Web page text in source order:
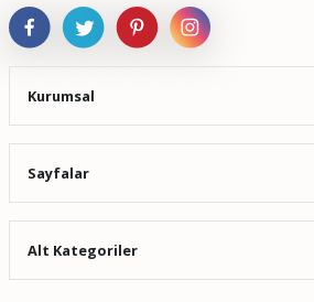
Kurumsal
Sayfalar
Alt Kategoriler